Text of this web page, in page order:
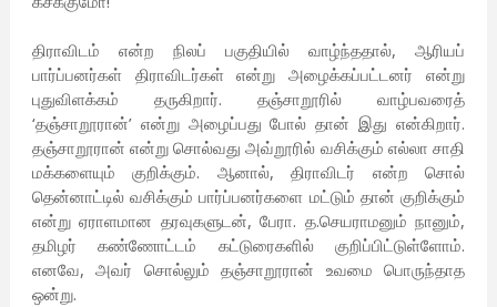
திராவிடம் என்ற நிலப் பகுதியில் வாழ்ந்ததால், ஆரியப்
பார்ப்பனர்கள் திராவிடர்கள் என்று அழைக்கப்பட்டனர் என்று
புதுவிளக்கம் தருகிறார். தஞ்சாறூரில் வாழ்பவரைத்
‘தஞ்சாறூரான்’ என்று அழைப்பது போல் தான் இது என்கிறார்.
தஞ்சாறூரான் என்று சொல்வது அவ்றூரில் வசிக்கும் எல்லா சாதி
மக்களையும் குறிக்கும். ஆனால், திராவிடர் என்ற சொல்
தென்னாட்டில் வசிக்கும் பார்ப்பன‌ர்களை மட்டும் தான் குறிக்கும்
என்று ஏராளமான தரவுகளுடன், பேரா. த.செயராமனும் நானும்,
தமிழர் கண்ணோட்டம் கட்டுரைகளில் குறிப்பிட்டுள்ளோம்.
எனவே, அவர் சொல்லும் தஞ்சாறூரான் உவமை பொருந்தாத
ஒன்று.